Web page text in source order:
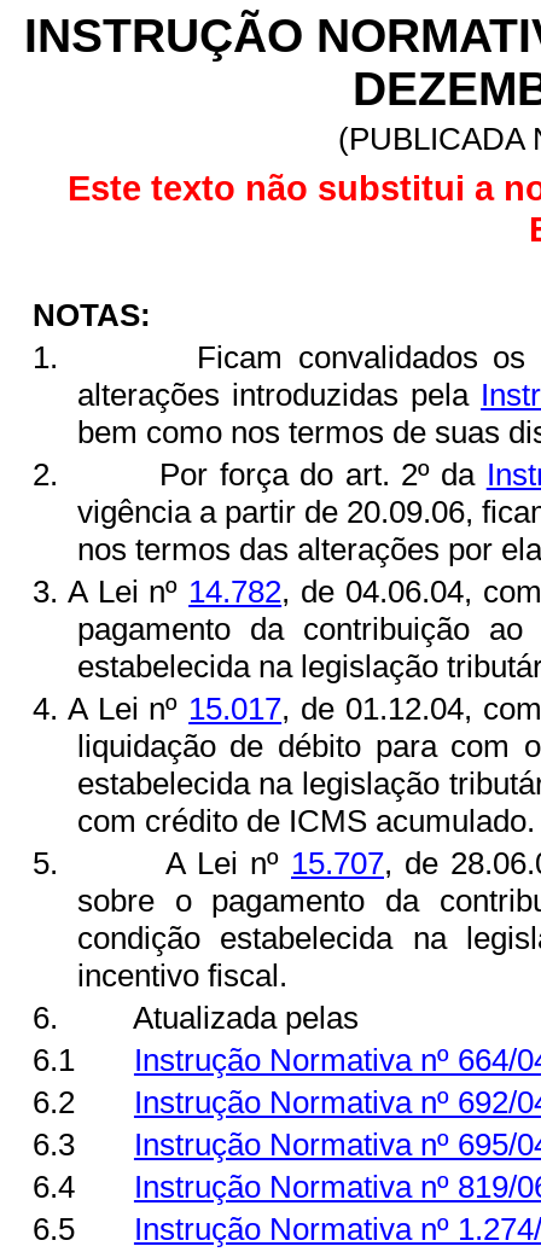
INSTRUÇÃO
(PUBLICADA
Este texto não substitui a
NOTAS:
1.
Ficam convalidados
alterações introduzidas pela
bem como nos termos de suas
2.
Por força do art. 2º da
vigência a partir de 20.09.06,
nos termos das alterações por
3. A Lei nº 14.782, de 04.06.04,
pagamento da contribuição
estabelecida na legislação
4. A Lei nº 15.017, de 01.12.04,
liquidação de débito para com
estabelecida na legislação
com crédito de ICMS acumulado.
5.
A Lei nº 15.707, de
sobre o pagamento da
condição estabelecida na
incentivo fiscal.
6.
Atualizada pelas
6.1
Instrução Normativa nº 664/
6.2
Instrução Normativa nº 692/
6.3
Instrução Normativa nº 695/
6.4
Instrução Normativa nº 819/
6.5
Instrução Normativa nº